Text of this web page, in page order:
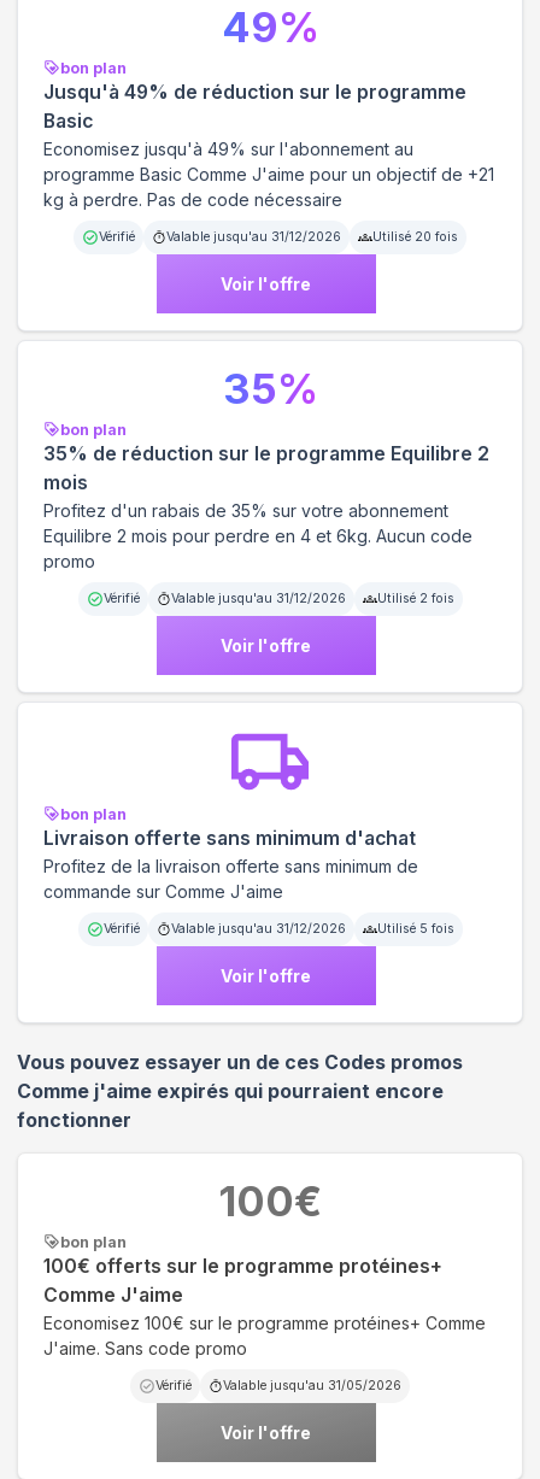
bon plan
Jusqu'à 49% de réduction sur le programme
Basic
Economisez jusqu'à 49% sur l'abonnement au
programme Basic Comme J'aime pour un objectif de +21
kg à perdre. Pas de code nécessaire
Vérifié Valable jusqu'au 31/12/2026 Utilisé 20 fois
Voir l'offre
49%
bon plan
35% de réduction sur le programme Equilibre 2
mois
Profitez d'un rabais de 35% sur votre abonnement
Equilibre 2 mois pour perdre en 4 et 6kg. Aucun code
promo
Vérifié Valable jusqu'au 31/12/2026 Utilisé 2 fois
Voir l'offre
35%
bon plan
Livraison offerte sans minimum d'achat
Profitez de la livraison offerte sans minimum de
commande sur Comme J'aime
Vérifié Valable jusqu'au 31/12/2026 Utilisé 5 fois
Voir l'offre
Vous pouvez essayer un de ces Codes promos
Comme j'aime expirés qui pourraient encore
fonctionner
bon plan
100€ offerts sur le programme protéines+
Comme J'aime
Economisez 100€ sur le programme protéines+ Comme
J'aime. Sans code promo
Vérifié Valable jusqu'au 31/05/2026
Voir l'offre
100€